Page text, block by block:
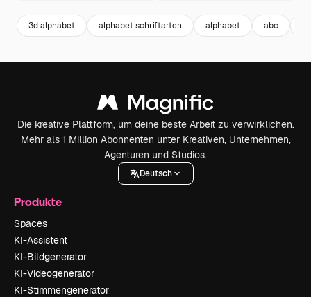
3d alphabet alphabet schriftarten alphabet abc
Die kreative Plattform, um deine beste Arbeit zu verwirklichen.
Mehr als 1 Million Abonnenten unter Kreativen, Unternehmen,
Agenturen und Studios.
Deutsch
Produkte
Spaces
KI-Assistent
KI-Bildgenerator
KI-Videogenerator
KI-Stimmengenerator